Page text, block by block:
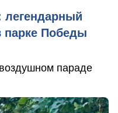
легендарный
парке Победы
параде